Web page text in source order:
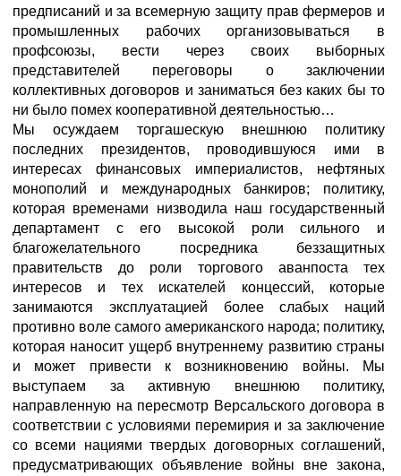
предписаний и за всемерную защиту прав фермеров и
промышленных рабочих организовываться в
профсоюзы, вести через своих выборных
представителей переговоры о заключении
коллективных договоров и заниматься без каких бы то
ни было помех кооперативной деятельностью…
Мы осуждаем торгашескую внешнюю политику
последних президентов, проводившуюся ими в
интересах финансовых империалистов, нефтяных
монополий и международных банкиров; политику,
которая временами низводила наш государственный
департамент с его высокой роли сильного и
благожелательного посредника беззащитных
правительств до роли торгового аванпоста тех
интересов и тех искателей концессий, которые
занимаются эксплуатацией более слабых наций
противно воле самого американского народа; политику,
которая наносит ущерб внутреннему развитию страны
и может привести к возникновению войны. Мы
выступаем за активную внешнюю политику,
направленную на пересмотр Версальского договора в
соответствии с условиями перемирия и за заключение
со всеми нациями твердых договорных соглашений,
предусматривающих объявление войны вне закона,